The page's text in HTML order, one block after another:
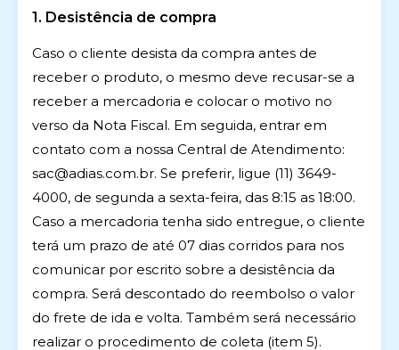
1. Desistência de compra
Caso o cliente desista da compra antes de
receber o produto, o mesmo deve recusar-se a
receber a mercadoria e colocar o motivo no
verso da Nota Fiscal. Em seguida, entrar em
contato com a nossa Central de Atendimento:
sac@adias.com.br. Se preferir, ligue (11) 3649-
4000, de segunda a sexta-feira, das 8:15 as 18:00.
Caso a mercadoria tenha sido entregue, o cliente
terá um prazo de até 07 dias corridos para nos
comunicar por escrito sobre a desistência da
compra. Será descontado do reembolso o valor
do frete de ida e volta. Também será necessário
realizar o procedimento de coleta (item 5).